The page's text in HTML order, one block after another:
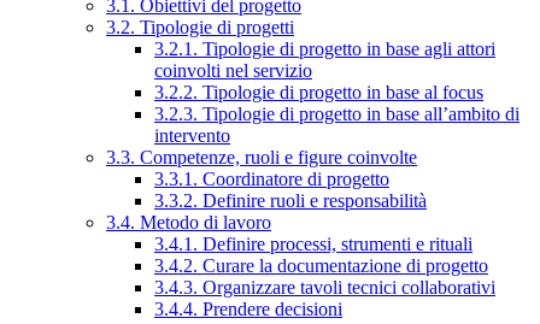
3.1. Obiettivi del progetto
3.2. Tipologie di progetti
3.2.1. Tipologie di progetto in base agli attori
coinvolti nel servizio
3.2.2. Tipologie di progetto in base al focus
3.2.3. Tipologie di progetto in base all’ambito di
intervento
3.3. Competenze, ruoli e figure coinvolte
3.3.1. Coordinatore di progetto
3.3.2. Definire ruoli e responsabilità
3.4. Metodo di lavoro
3.4.1. Definire processi, strumenti e rituali
3.4.2. Curare la documentazione di progetto
3.4.3. Organizzare tavoli tecnici collaborativi
3.4.4. Prendere decisioni